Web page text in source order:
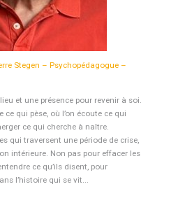
Stegen – Psychopédagogue –
et une présence pour revenir à soi.
ce qui pèse, où l’on écoute ce qui
ce qui cherche à naître.
qui traversent une période de crise,
intérieure. Non pas pour effacer les
ce qu’ils disent, pour
l’histoire qui se vit...